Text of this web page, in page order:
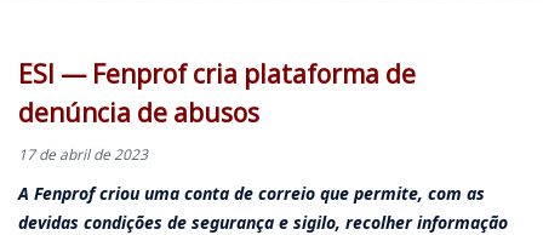
ESI — Fenprof cria plataforma de
denúncia de abusos
17 de abril de 2023
A Fenprof criou uma conta de correio que permite, com as
devidas condições de segurança e sigilo, recolher informação